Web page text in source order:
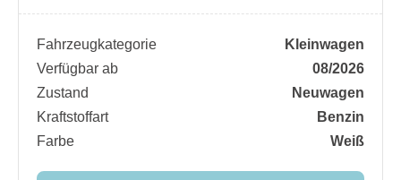
Fahrzeugkategorie
Kleinwagen
Verfügbar ab
08/2026
Zustand
Neuwagen
Kraftstoffart
Benzin
Farbe
Weiß